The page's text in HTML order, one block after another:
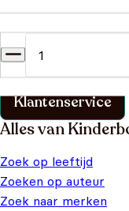
Vind binnen no-time
klantenservice pagina.
Klantenservice
Alles van
Zoek op leeftijd
Zoeken op auteur
Zoek naar merken